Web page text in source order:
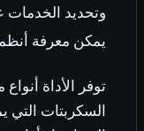
وتحديد الخدمات
يمكن معرفة
توفر الأداة
السكربتات